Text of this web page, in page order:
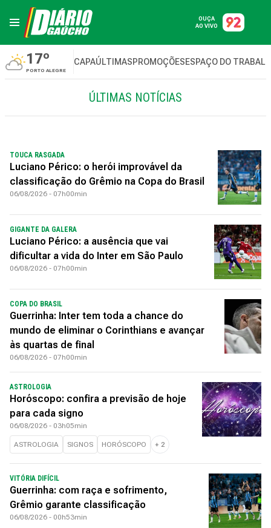
OUÇA
AO VIVO
17º
PORTO ALEGRE
CAPAÚLTIMASPROMOÇÕESESPAÇO DO
ÚLTIMAS NOTÍCIAS
TOUCA RASGADA
Luciano Périco: o herói improvável da
classificação do Grêmio na Copa do Brasil
06/08/2026 - 07h00min
GIGANTE DA GALERA
Luciano Périco: a ausência que vai
dificultar a vida do Inter em São Paulo
06/08/2026 - 07h00min
COPA DO BRASIL
Guerrinha: Inter tem toda a chance do
mundo de eliminar o Corinthians e avançar
às quartas de final
06/08/2026 - 07h00min
ASTROLOGIA
Horóscopo: confira a previsão de hoje
para cada signo
06/08/2026 - 03h05min
ASTROLOGIA SIGNOS HORÓSCOPO + 2
VITÓRIA DIFÍCIL
Guerrinha: com raça e sofrimento,
Grêmio garante classificação
06/08/2026 - 00h53min